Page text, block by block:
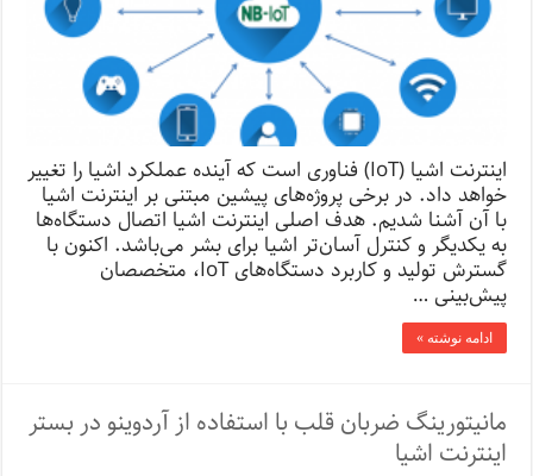
اینترنت اشیا (IoT) فناوری است که آینده عملکرد اشیا را تغییر
خواهد داد. در برخی پروژه‌های پیشین مبتنی بر اینترنت اشیا
با آن آشنا شدیم. هدف اصلی اینترنت اشیا اتصال دستگاه‌ها
به یکدیگر و کنترل آسان‌تر اشیا برای بشر می‌باشد. اکنون با
گسترش تولید و کاربرد دستگاه‌های IoT، متخصصان
پیش‌بینی …
ادامه نوشته »
مانیتورینگ ضربان قلب با استفاده از آردوینو در بستر
اینترنت اشیا